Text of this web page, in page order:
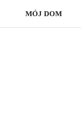
content
MÓJ DOM